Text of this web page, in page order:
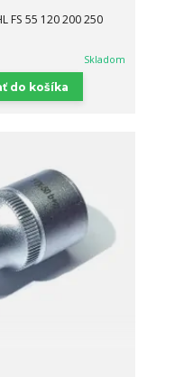
FS 55 120 200 250
Skladom
do košíka